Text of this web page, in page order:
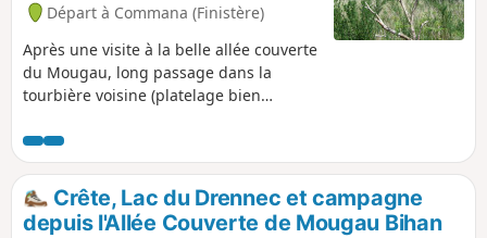
Départ à Commana (Finistère)
Après une visite à la belle allée couverte
du Mougau, long passage dans la
tourbière voisine (platelage bien
sur la ligne de crête : découverte de la
croix (Croaz Mélar) et son histoire,
redescente tranquille.
Crête, Lac du Drennec et campagne
depuis l'Allée Couverte de Mougau Bihan